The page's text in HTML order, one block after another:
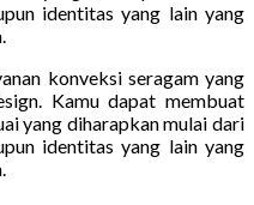
identitas yang lain yang
konveksi seragam yang
Kamu dapat membuat
yang diharapkan mulai dari
identitas yang lain yang